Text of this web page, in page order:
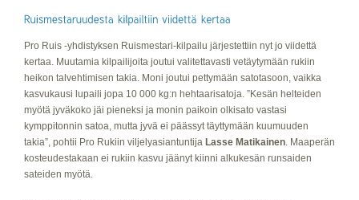
Pro Ruis -yhdistyksen Ruismestari-kilpailu järjestettiin nyt jo viidettä
kertaa. Muutamia kilpailijoita joutui valitettavasti vetäytymään rukiin
heikon talvehtimisen takia. Moni joutui pettymään satotasoon, vaikka
kasvukausi lupaili jopa 10 000 kg:n hehtaarisatoja. ”Kesän helteiden
myötä jyväkoko jäi pieneksi ja monin paikoin olkisato vastasi
kymppitonnin satoa, mutta jyvä ei päässyt täyttymään kuumuuden
takia”, pohtii Pro Rukiin viljelyasiantuntija Lasse Matikainen. Maaperän
kosteudestakaan ei rukiin kasvu jäänyt kiinni alkukesän runsaiden
sateiden myötä.